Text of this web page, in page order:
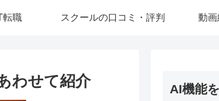
転職 スクールの口コミ・評判 動
わせて紹介 AI機能